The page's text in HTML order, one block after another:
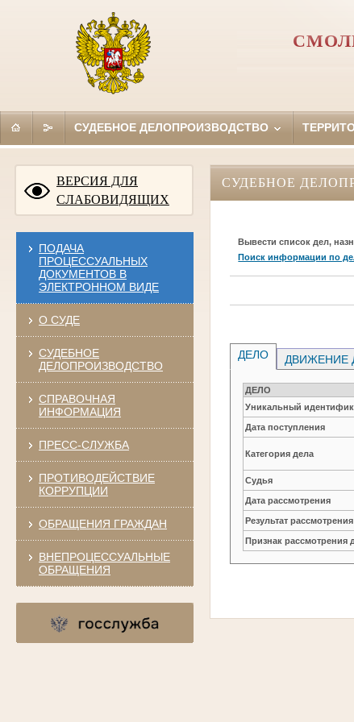
СУДЕБНОЕ ДЕЛОПРОИЗВОДСТВО
ВЕРСИЯ ДЛЯ
СЛАБОВИДЯЩИХ
ПОДАЧА
ПРОЦЕССУАЛЬНЫХ
ДОКУМЕНТОВ В
ЭЛЕКТРОННОМ ВИДЕ
О СУДЕ
СУДЕБНОЕ
ДЕЛОПРОИЗВОДСТВО
СПРАВОЧНАЯ
ИНФОРМАЦИЯ
ПРЕСС-СЛУЖБА
ПРОТИВОДЕЙСТВИЕ
КОРРУПЦИИ
ОБРАЩЕНИЯ ГРАЖДАН
ВНЕПРОЦЕССУАЛЬНЫЕ
ОБРАЩЕНИЯ
СУДЕБНОЕ
Вывести список дел,
Поиск информации по
ДЕЛО ДВИЖЕНИЕ
ДЕЛО
Уникальный
Дата поступления
Категория дела
Судья
Дата рассмотрения
Результат рассмотрения
Признак рассмотрения